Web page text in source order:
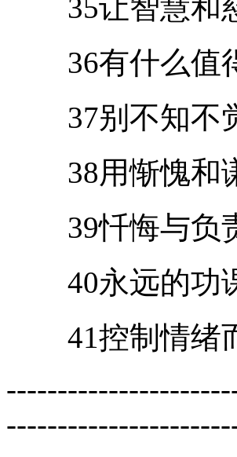
35让智慧和
36有什么值
37别不知不
38用惭愧和
39忏悔与负
40永远的功
41控制情绪